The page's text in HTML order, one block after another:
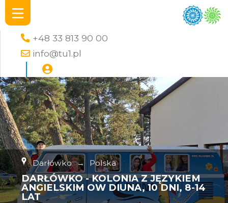
+48 33 813 90 00
info@tu1.pl
Darłówko → Polska
DARŁÓWKO - KOLONIA Z JĘZYKIEM
ANGIELSKIM OW DIUNA, 10 DNI, 8-14
LAT